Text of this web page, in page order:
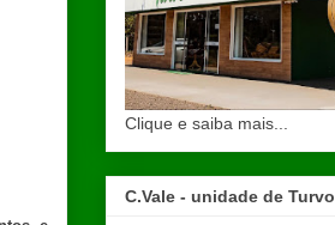
Clique e saiba mais...
C.Vale - unidade de Turvo